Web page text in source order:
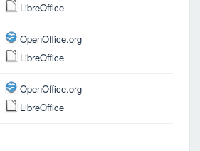
LibreOffice
OpenOffice.org
LibreOffice
OpenOffice.org
LibreOffice